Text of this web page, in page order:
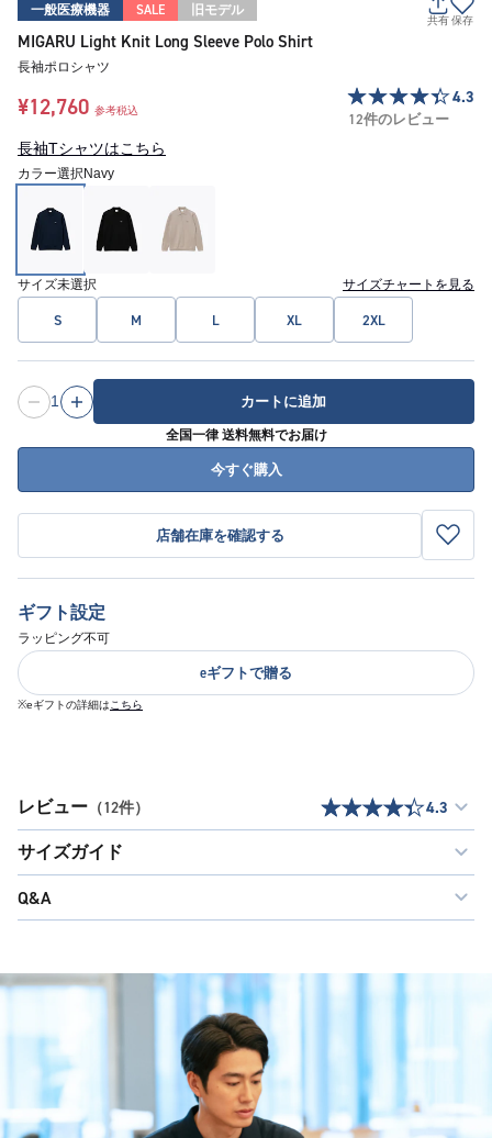
一般医療機器 SALE 旧モデル
共有保存
MIGARU Light Knit Long Sleeve Polo Shirt
長袖ポロシャツ
¥12,760 参考税込
4.3
12件のレビュー
長袖Tシャツはこちら
カラー選択 Navy
サイズ未選択 サイズチャートを見る
S M L XL 2XL
1 カートに追加
全国一律 送料無料でお届け
今すぐ購入
店舗在庫を確認する
ギフト設定
ラッピング不可
eギフトで贈る
※eギフトの詳細はこちら
レビュー （12件） 4.3
サイズガイド
Q&A